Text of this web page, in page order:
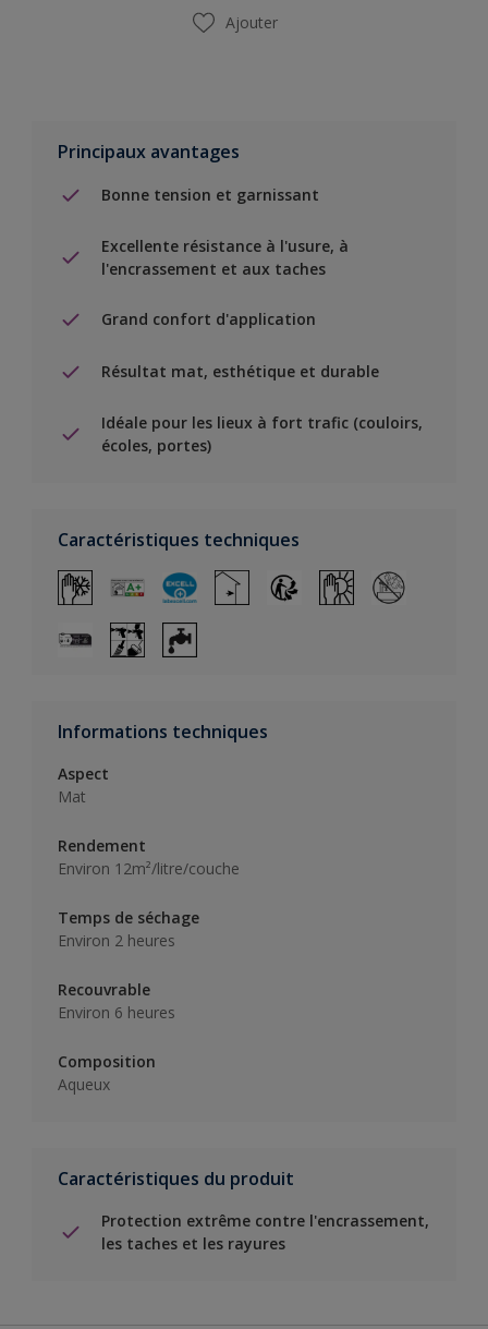
Ajouter
Principaux avantages
Bonne tension et garnissant
Excellente résistance à l'usure, à
l'encrassement et aux taches
Grand confort d'application
Résultat mat, esthétique et durable
Idéale pour les lieux à fort trafic (couloirs,
écoles, portes)
Caractéristiques techniques
Informations techniques
Aspect
Mat
Rendement
Environ 12m²/litre/couche
Temps de séchage
Environ 2 heures
Recouvrable
Environ 6 heures
Composition
Aqueux
Caractéristiques du produit
Protection extrême contre l'encrassement,
les taches et les rayures